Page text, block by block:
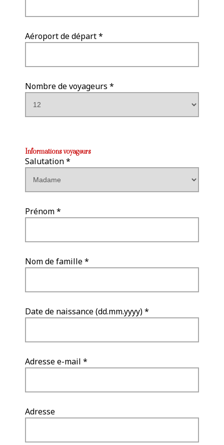
Aéroport de départ *
Nombre de voyageurs *
Informations voyageurs
Salutation *
Prénom *
Nom de famille *
Date de naissance (dd.mm.yyyy) *
Adresse e-mail *
Adresse